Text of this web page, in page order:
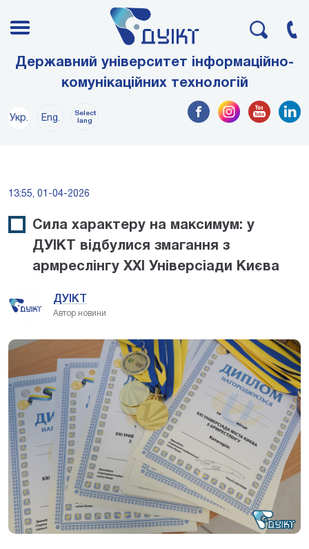
Державний університет інформаційно-
комунікаційних технологій
Укр. Eng.
Select
lang
13:55, 01-04-2026
Сила характеру на максимум: у
ДУІКТ відбулися змагання з
армреслінгу ХХІ Універсіади Києва
ДУІКТ
Автор новини